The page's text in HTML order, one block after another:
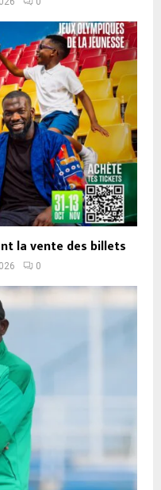
la vente des billets
0